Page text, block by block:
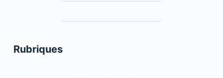
Rubriques